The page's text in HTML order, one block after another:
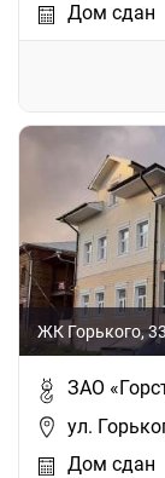
Дом сдан
ЖК Горького,
ЗАО
ул.
Дом сдан